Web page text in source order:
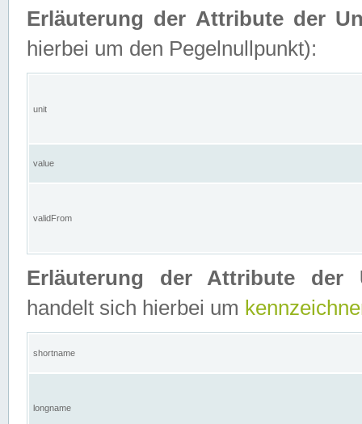
Erläuterung der Attribute der
hierbei um den Pegelnullpunkt):
unit
value
validFrom
Erläuterung der Attribute der
handelt sich hierbei um
shortname
longname